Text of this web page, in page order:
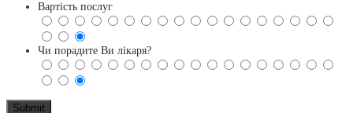
Вартість послуг
Чи порадите Ви лікаря?